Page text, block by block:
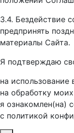
3.4. Бездействие
предпринять
материалы Сайта.
Я подтверждаю
на
на обработку
я ознакомлен(на)
с политикой